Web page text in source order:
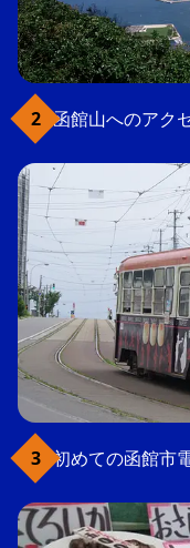
函館山へのアク
初めての函館市